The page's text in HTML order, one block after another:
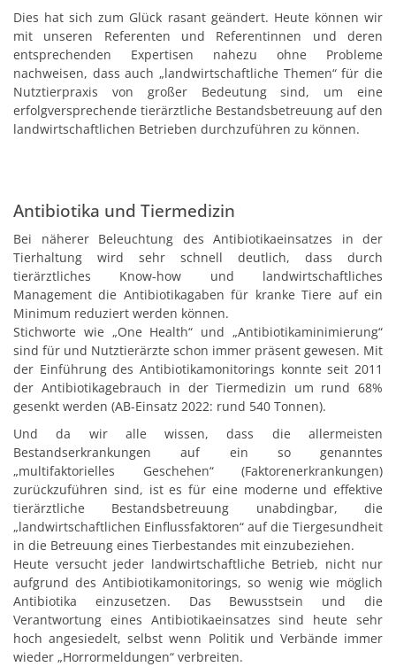
Dies hat sich zum Glück rasant geändert. Heute können wir
mit unseren Referenten und Referentinnen und deren
entsprechenden Expertisen nahezu ohne Probleme
nachweisen, dass auch „landwirtschaftliche Themen“ für die
Nutztierpraxis von großer Bedeutung sind, um eine
erfolgversprechende tierärztliche Bestandsbetreuung auf den
landwirtschaftlichen Betrieben durchzuführen zu können.
Antibiotika und Tiermedizin
Bei näherer Beleuchtung des Antibiotikaeinsatzes in der
Tierhaltung wird sehr schnell deutlich, dass durch
tierärztliches Know-how und landwirtschaftliches
Management die Antibiotikagaben für kranke Tiere auf ein
Minimum reduziert werden können.
Stichworte wie „One Health“ und „Antibiotikaminimierung“
sind für und Nutztierärzte schon immer präsent gewesen. Mit
der Einführung des Antibiotikamonitorings konnte seit 2011
der Antibiotikagebrauch in der Tiermedizin um rund 68%
gesenkt werden (AB-Einsatz 2022: rund 540 Tonnen).
Und da wir alle wissen, dass die allermeisten
Bestandserkrankungen auf ein so genanntes
„multifaktorielles Geschehen“ (Faktorenerkrankungen)
zurückzuführen sind, ist es für eine moderne und effektive
tierärztliche Bestandsbetreuung unabdingbar, die
„landwirtschaftlichen Einflussfaktoren“ auf die Tiergesundheit
in die Betreuung eines Tierbestandes mit einzubeziehen.
Heute versucht jeder landwirtschaftliche Betrieb, nicht nur
aufgrund des Antibiotikamonitorings, so wenig wie möglich
Antibiotika einzusetzen. Das Bewusstsein und die
Verantwortung eines Antibiotikaeinsatzes sind heute sehr
hoch angesiedelt, selbst wenn Politik und Verbände immer
wieder „Horrormeldungen“ verbreiten.